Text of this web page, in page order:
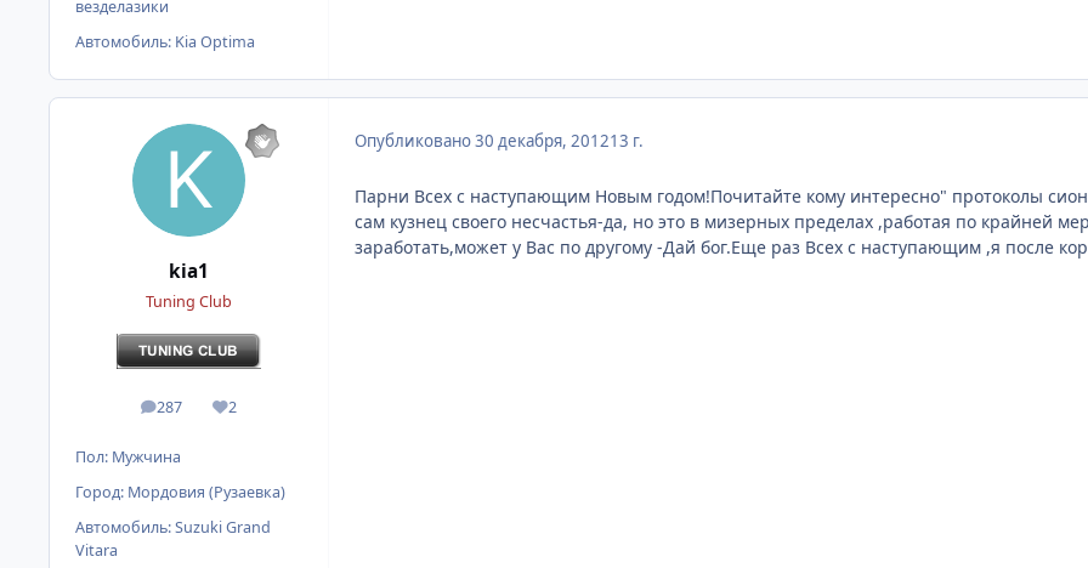
везделазики
Автомобиль: Kia Optima
kia1
Tuning Club
287
сообщения
2
Репутация
Пол: Мужчина
Город: Мордовия (Рузаевка)
Автомобиль:Suzuki Grand
Vitara
Опубликовано30 декабря, 201213 г.
Парни Всех с наступающим Новым годом!Почитайте кому интересно" протоколы
сам кузнец своего несчастья-да, но это в мизерных пределах ,работая по крайней
заработать,может у Вас по другому -Дай бог.Еще раз Всех с наступающим ,я после